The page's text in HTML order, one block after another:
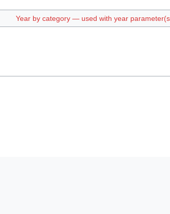
Year by category — used with year